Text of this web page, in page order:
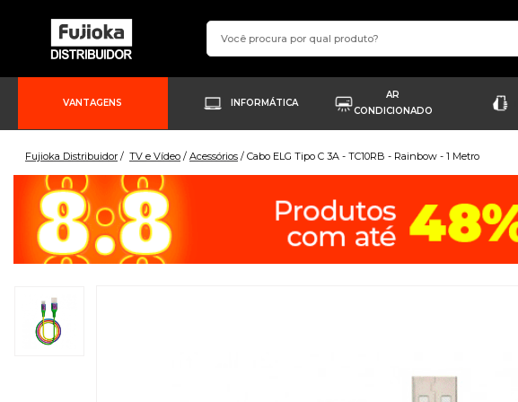
VANTAGENS INFORMÁTICA
AR
CONDICIONADO
Fujioka Distribuidor TV e Vídeo Acessórios Cabo ELG Tipo C 3A - TC10RB - Rainbow - 1 Metro